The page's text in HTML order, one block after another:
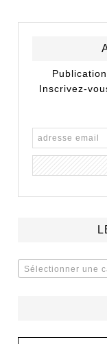
Inscrivez-
Sélectionner une